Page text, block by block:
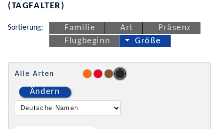
(TAGFALTER)
Sortierung: Familie Art
Präsenz
Flugbeginn
Größe
Alle Arten
Ändern